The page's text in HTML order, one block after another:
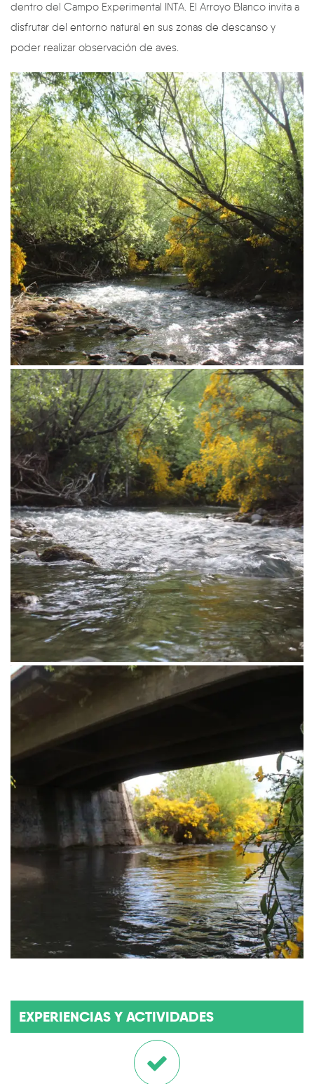
dentro del Campo Experimental INTA. El Arroyo Blanco invita a
disfrutar del entorno natural en sus zonas de descanso y
poder realizar observación de aves.
EXPERIENCIAS Y ACTIVIDADES